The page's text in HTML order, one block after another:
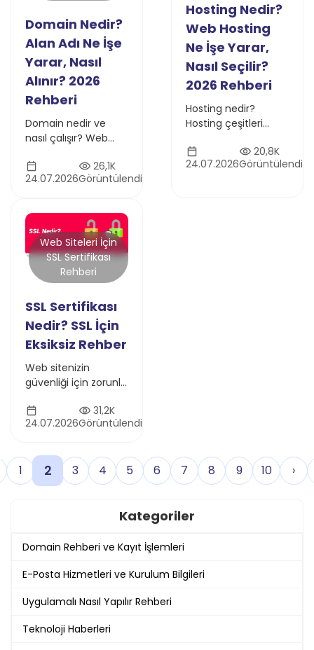
Domain Nedir?
Alan Adı Ne İşe
Yarar, Nasıl
Alınır? 2026
Rehberi
Domain nedir ve
nasıl çalışır? Web
adresi olan alan
adlarının işleyişini ve
öğrenin
24.07.2026
26,1K
Görüntülendi
Hosting Nedir?
Web Hosting
Ne İşe Yarar,
Nasıl Seçilir?
2026 Rehberi
Hosting nedir?
Hosting çeşitleri
alırken dikkat
edilmesi gerekenler
24.07.2026
20,8K
Görüntülendi
Web Siteleri İçin
SSL Sertifikası
Rehberi
SSL Sertifikası
Nedir? SSL İçin
Eksiksiz Rehber
Web sitenizin
güvenliği için zorunlu
hakkında her şey bu
rehberde. SSL'in ne
gibi çeşitlerini ve
nasıl kurulacağını
öğrenerek sitenizi
24.07.2026
31,2K
Görüntülendi
1 2 3 4 5 6 7 8 9 10 ›
Kategoriler
Domain Rehberi ve Kayıt İşlemleri
E-Posta Hizmetleri ve Kurulum Bilgileri
Uygulamalı Nasıl Yapılır Rehberi
Teknoloji Haberleri